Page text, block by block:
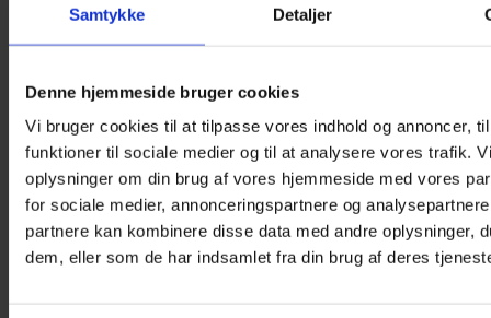
Samtykke Detaljer
Denne hjemmeside bruger cookies
Vi bruger cookies til at tilpasse vores indhold og annoncer,
funktioner til sociale medier og til at analysere vores trafik.
oplysninger om din brug af vores hjemmeside med vores
for sociale medier, annonceringspartnere og
partnere kan kombinere disse data med andre oplysninger,
dem, eller som de har indsamlet fra din brug af deres
den fx ved siden af sengen eller på skrivebordet til
skærmbrillen. Så er de altid at finde, når de skal bruges.
Den passer til de fleste typer briller, solbriller og læsebriller.
Briller er ikke inkluderet.
Den er håndmalet og delvist sprøjtemalet.
Se vores store udvalg afbrilleholdere . Der er nogen til en
hver smag…
Vægt